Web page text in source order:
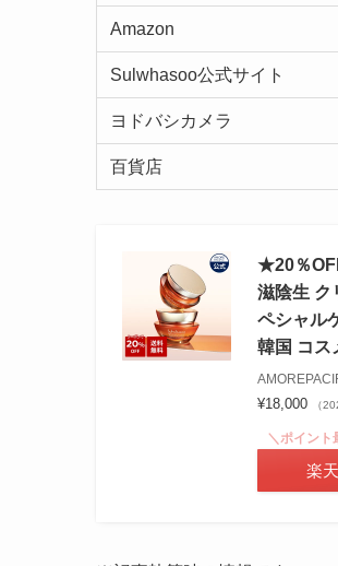
Amazon
Sulwhasoo公式サイト
ヨドバシカメラ
百貨店
★20％
滋陰生 ク
ペシャル
韓国 コス
¥18,000 （
＼ポイント
楽